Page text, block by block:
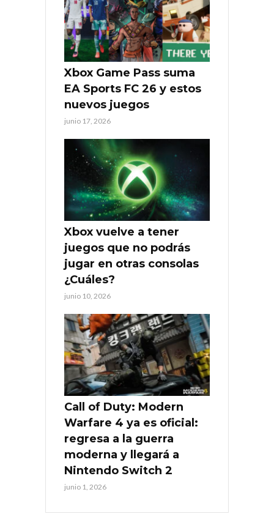
Xbox Game Pass suma
EA Sports FC 26 y estos
nuevos juegos
junio 17, 2026
Xbox vuelve a tener
juegos que no podrás
jugar en otras consolas
¿Cuáles?
junio 10, 2026
Call of Duty: Modern
Warfare 4 ya es oficial:
regresa a la guerra
moderna y llegará a
Nintendo Switch 2
junio 1, 2026